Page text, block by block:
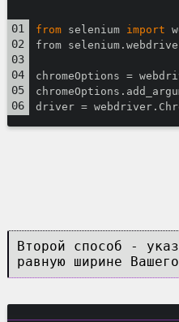
from selenium import
from
chromeOptions =
driver =
Второй способ -
равную ширине